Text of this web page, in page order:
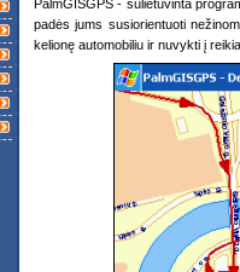
PalmGISGPS - sulietuvinta
padės jums susiorientuoti
kelionę automobiliu ir nuvykti į